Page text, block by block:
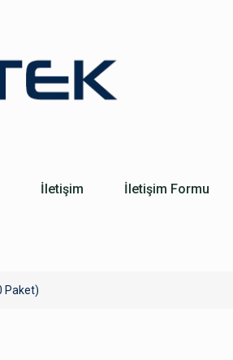
İletişim İletişim Formu
Paket)